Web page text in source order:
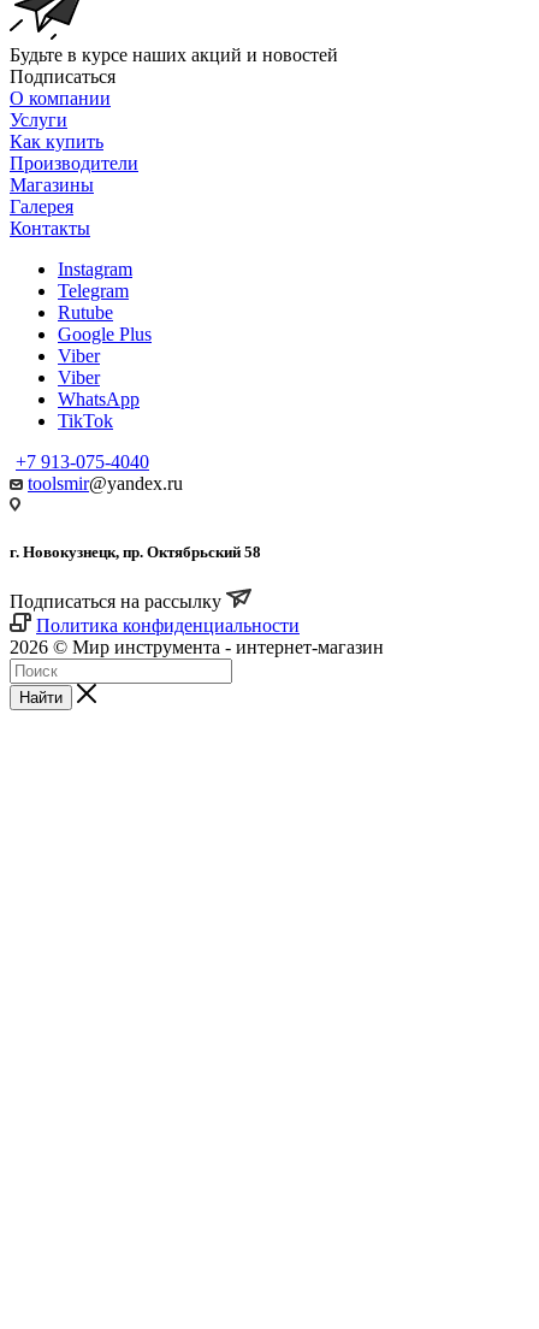
Будьте в курсе наших акций и новостей
Подписаться
О компании
Услуги
Как купить
Производители
Магазины
Галерея
Контакты
Instagram
Telegram
Rutube
Google Plus
Viber
Viber
WhatsApp
TikTok
+7 913-075-4040
toolsmir@yandex.ru
г. Новокузнецк, пр. Октябрьский 58
Подписаться на рассылку
Политика конфиденциальности
2026 © Мир инструмента - интернет-магазин
Найти